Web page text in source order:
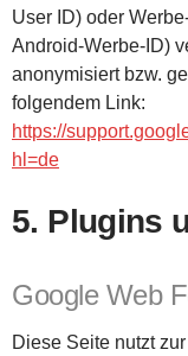
User ID) oder
Android-Werbe-ID)
anonymisiert bzw.
folgendem Link:
https://
hl=de
5. Plugins
Google Web
Diese Seite nutzt